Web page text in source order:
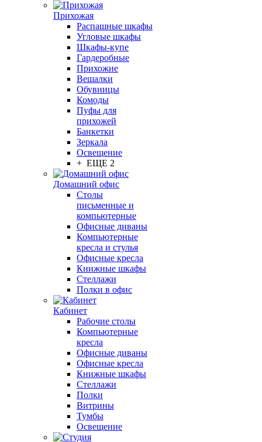
Прихожая
Распашные шкафы
Угловые шкафы
Шкафы-купе
Гардеробные
Прихожие
Вешалки
Обувницы
Комоды
Пуфы для
прихожей
Банкетки
Зеркала
Освещение
+ ЕЩЕ 2
Домашний офис
Столы
письменные и
компьютерные
Офисные диваны
Компьютерные
кресла и стулья
Офисные кресла
Книжные шкафы
Стеллажи
Полки в офис
Кабинет
Рабочие столы
Компьютерные
кресла
Офисные диваны
Офисные кресла
Книжные шкафы
Стеллажи
Полки
Витрины
Тумбы
Освещение